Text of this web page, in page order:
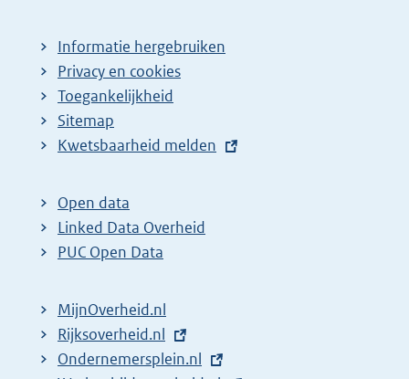
Informatie hergebruiken
Privacy en cookies
Toegankelijkheid
Sitemap
E
t
e
r
l
i
n
Kwetsbaarheid melden
Open data
Linked Data Overheid
PUC Open Data
MijnOverheid.nl
E
x
Rijksoverheid.nl
E
Ondernemersplein.nl